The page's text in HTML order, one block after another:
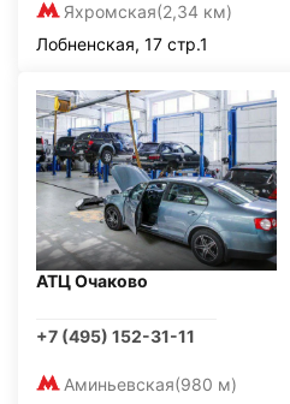
Яхромская(2,34 км)
Лобненская, 17 стр.1
АТЦ Очаково
+7 (495) 152-31-11
Аминьевская(980 м)